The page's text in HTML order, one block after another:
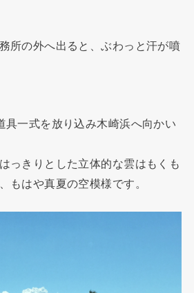
所の外へ出ると、ぶわっと汗が噴
具一式を放り込み木崎浜へ向かい
っきりとした立体的な雲はもくも
もはや真夏の空模様です。